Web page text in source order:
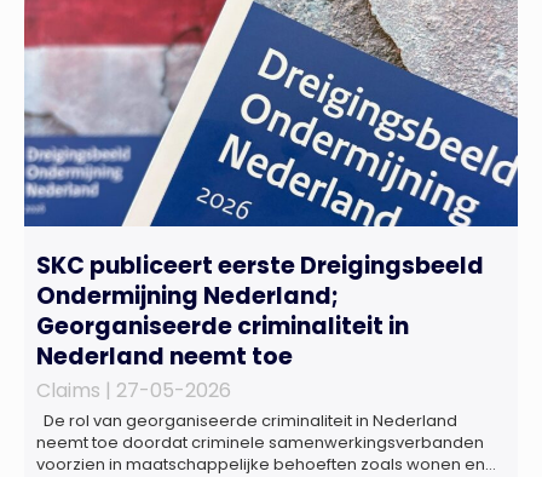
SKC publiceert eerste Dreigingsbeeld
Ondermijning Nederland;
Georganiseerde criminaliteit in
Nederland neemt toe
Claims | 27-05-2026
De rol van georganiseerde criminaliteit in Nederland
neemt toe doordat criminele samenwerkingsverbanden
voorzien in maatschappelijke behoeften zoals wonen en